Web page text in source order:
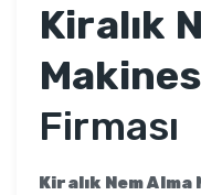
Kiralık
Firması
Kiralık Nem